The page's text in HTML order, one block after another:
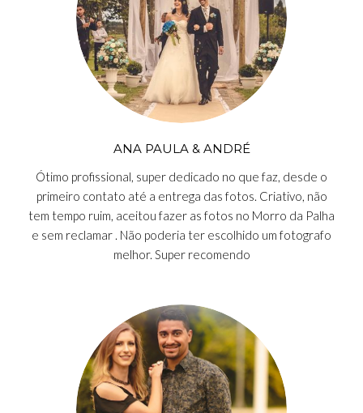
ANA PAULA & ANDRÉ
Ótimo profissional, super dedicado no que faz, desde o
primeiro contato até a entrega das fotos. Criativo, não
tem tempo ruim, aceitou fazer as fotos no Morro da Palha
e sem reclamar . Não poderia ter escolhido um fotografo
melhor. Super recomendo